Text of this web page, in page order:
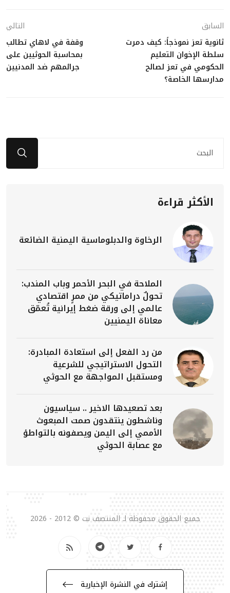
السابق
ثانوية تعز نموذجاً: كيف دمرت
سلطة الإخوان التعليم
الحكومي في تعز لصالح
مدارسها الخاصة؟
التالي
وقفة في لاهاي تطالب
بمحاسبة الحوثيين على
جرائمهم ضد المدنيين
الأكثر قراءة
الرخاوة والدبلوماسية اليمنية الضائعة
الملاحة في البحر الأحمر وباب المندب:
تحولٌ دراماتيكي من ممرٍ اقتصادي
عالمي إلى ورقة ضغط إيرانية تُعمّق
معاناة اليمنيين
من رد الفعل إلى استعادة المبادرة:
التحول الاستراتيجي للشرعية
ومستقبل المواجهة مع الحوثي
بعد تصعيدها الاخير .. سياسيون
وناشطون ينتقدون صمت المبعوث
الأممي إلى اليمن ويصفونه بالتواطؤ
مع عصابة الحوثي
جميع الحقوق محفوظة لـ المنتصف نت © 2012 - 2026
إشترك في النشرة الإخبارية